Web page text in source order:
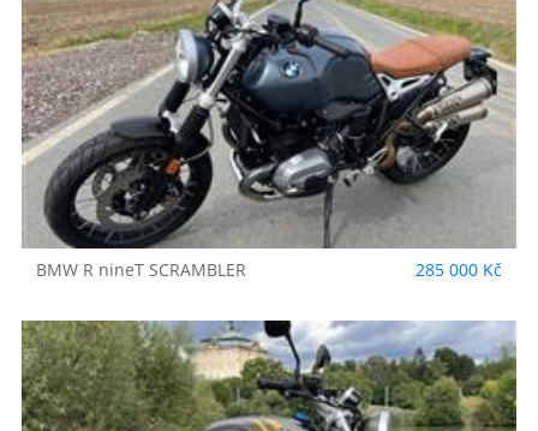
BMW R nineT SCRAMBLER 285 000 Kč